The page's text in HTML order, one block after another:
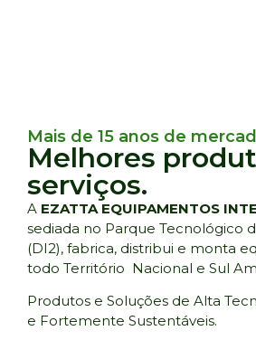
Mais de 15 anos de
Melhores
serviços.
A EZATTA EQUIPAMENTOS
sediada no Parque Tecnológico
(DI2), fabrica, distribui e monta
todo Território Nacional e Sul
Produtos e Soluções de Alta
e Fortemente Sustentáveis.